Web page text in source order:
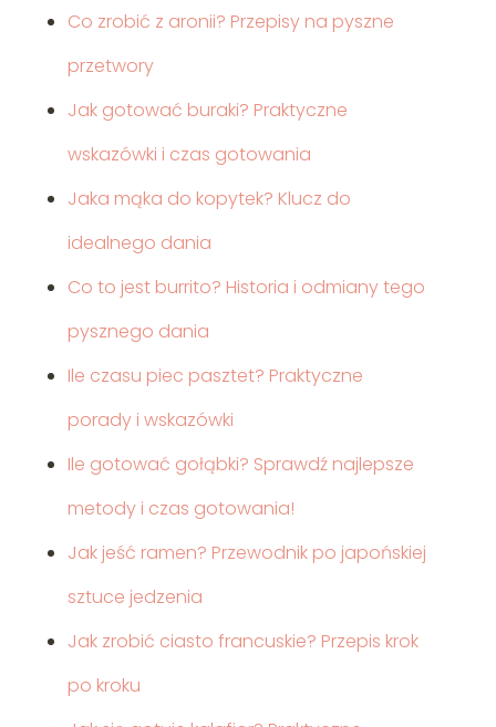
Co zrobić z aronii? Przepisy na pyszne
przetwory
Jak gotować buraki? Praktyczne
wskazówki i czas gotowania
Jaka mąka do kopytek? Klucz do
idealnego dania
Co to jest burrito? Historia i odmiany tego
pysznego dania
Ile czasu piec pasztet? Praktyczne
porady i wskazówki
Ile gotować gołąbki? Sprawdź najlepsze
metody i czas gotowania!
Jak jeść ramen? Przewodnik po japońskiej
sztuce jedzenia
Jak zrobić ciasto francuskie? Przepis krok
po kroku